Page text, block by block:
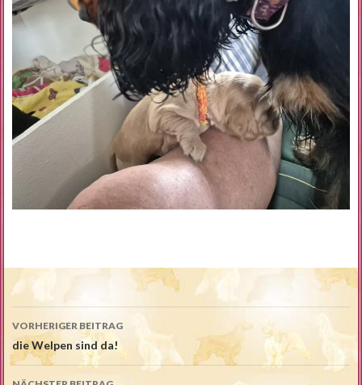
Beitrags-
Navigation
VORHERIGER BEITRAG
die Welpen sind da!